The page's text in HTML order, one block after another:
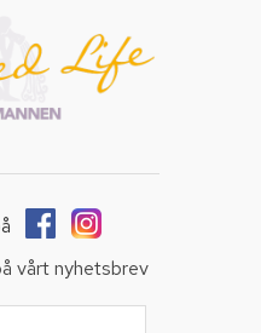
vårt nyhetsbrev